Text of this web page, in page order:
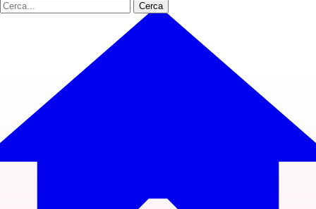
Cerca